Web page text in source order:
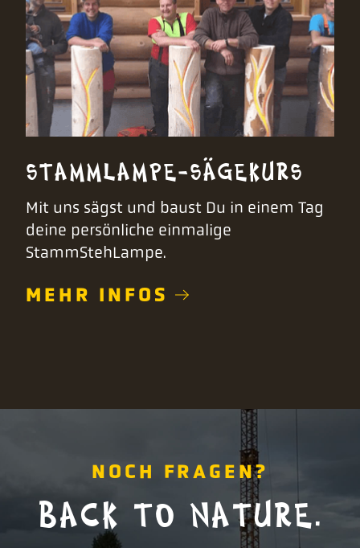
STAMMLAMPE-SÄGEKURS
Mit uns sägst und baust Du in einem Tag
deine persönliche einmalige
StammStehLampe.
MEHR INFOS
NOCH FRAGEN?
BACK TO NATURE.